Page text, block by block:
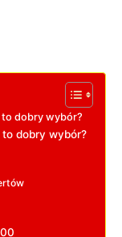
to dobry wybór?
dobry wybór?